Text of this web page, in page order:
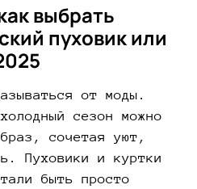
выбрать
пуховик или
от моды.
сезон можно
сочетая уют,
Пуховики и куртки
быть просто